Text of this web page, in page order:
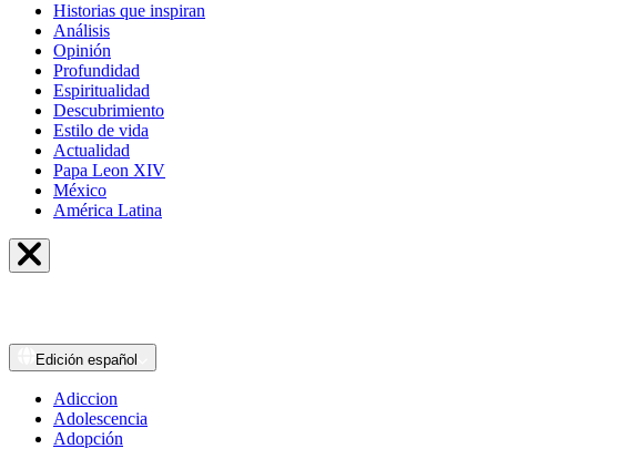
Historias que inspiran
Análisis
Opinión
Profundidad
Espiritualidad
Descubrimiento
Estilo de vida
Actualidad
Papa Leon XIV
México
América Latina
Edición español
Adiccion
Adolescencia
Adopción